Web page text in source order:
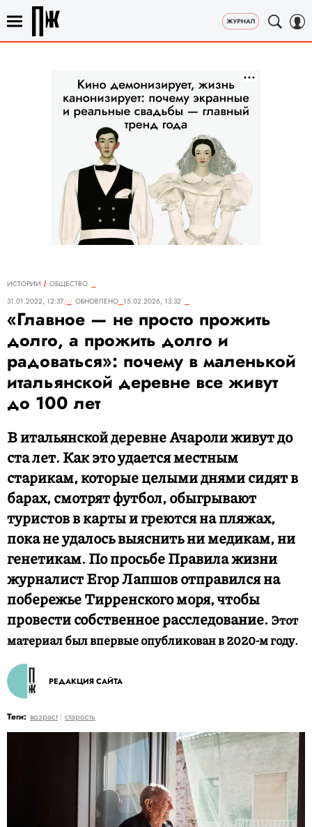
ИСТОРИИ
ОБЩЕСТВО
31.01.2022, 12:37
ОБНОВЛЕНО 15.02.2026, 13:32
«Главное — не просто прожить
долго, а прожить долго и
радоваться»: почему в маленькой
итальянской деревне все живут
до 100 лет
В итальянской деревне Ачароли живут до
ста лет. Как это удается местным
старикам, которые целыми днями сидят в
барах, смотрят футбол, обыгрывают
туристов в карты и греются на пляжах,
пока не удалось выяснить ни медикам, ни
генетикам. По просьбе Правила жизни
журналист Егор Лапшов отправился на
побережье Тирренского моря, чтобы
провести собственное расследование. Этот
материал был впервые опубликован в 2020-м году.
РЕДАКЦИЯ САЙТА
Теги: возраст старость